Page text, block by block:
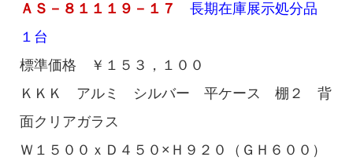
ＡＳ－８１１１９－１７
長期在庫展示処分品
１台
標準価格 ￥１５３，１００
ＫＫＫ アルミ シルバー 平ケース 棚２ 背
面クリアガラス
Ｗ１５００ｘＤ４５０×Ｈ９２０（ＧＨ６００）